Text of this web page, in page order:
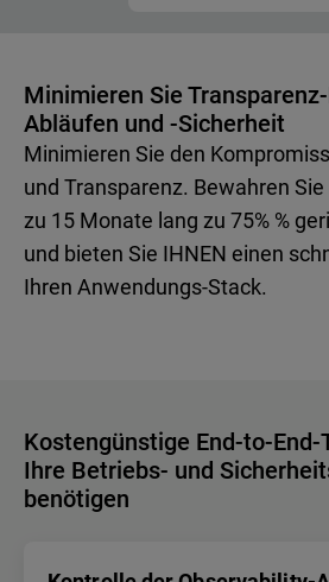
Minimieren Sie
Abläufen und -Sicherheit
Minimieren Sie den
und Transparenz. Bewahren
zu 15 Monate lang zu 75% %
und bieten Sie IHNEN einen
Ihren Anwendungs-Stack.
Kostengünstige End-to-End-
Ihre Betriebs- und
benötigen